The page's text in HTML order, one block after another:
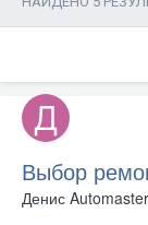
Выбор
Денис Automaster